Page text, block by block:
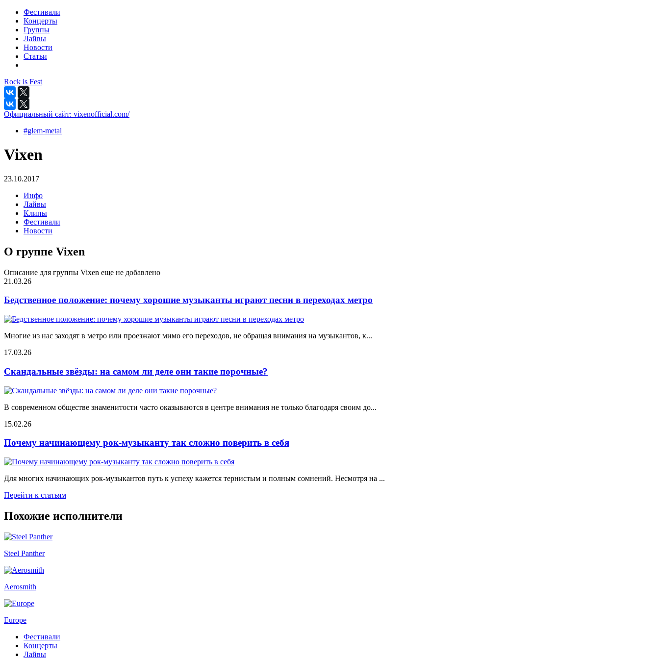
Фестивали
Концерты
Группы
Лайвы
Новости
Статьи
Rock is Fest
Официальный сайт: vixenofficial.com/
#glem-metal
Vixen
23.10.2017
Инфо
Лайвы
Клипы
Фестивали
Новости
О группе Vixen
Описание для группы Vixen еще не добавлено
21.03.26
Бедственное положение: почему хорошие музыканты играют песни в переходах метро
Многие из нас заходят в метро или проезжают мимо его переходов, не обращая внимания на музыкантов, к...
17.03.26
Скандальные звёзды: на самом ли деле они такие порочные?
В современном обществе знаменитости часто оказываются в центре внимания не только благодаря своим до...
15.02.26
Почему начинающему рок-музыканту так сложно поверить в себя
Для многих начинающих рок-музыкантов путь к успеху кажется тернистым и полным сомнений. Несмотря на ...
Перейти к статьям
Похожие исполнители
Steel Panther
Aerosmith
Europe
Фестивали
Концерты
Лайвы